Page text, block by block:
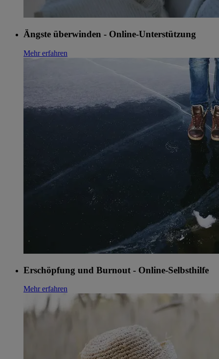
Ängste überwinden - Online-Unterstützung
Mehr erfahren
Erschöpfung und Burnout - Online-Selbsthilfe
Mehr erfahren